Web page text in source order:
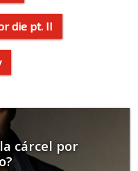
die pt. II
cárcel por